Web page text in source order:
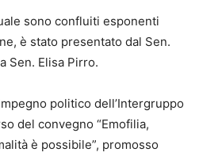
sono confluiti esponenti
è stato presentato dal Sen.
Sen. Elisa Pirro.
politico dell’Intergruppo
del convegno “Emofilia,
è possibile”, promosso